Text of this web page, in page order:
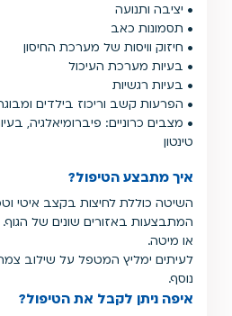
• יציבה ותנועה
• תסמונות כאב
• חיזוק וויסות של מערכת החיסון
• בעיות מערכת העיכול
• בעיות רגשיות
• הפרעות קשב וריכוז בילדים
• מצבים כרוניים: פיברומיאלגיה,
טינטון
איך מתבצע הטיפול?
השיטה כוללת לחיצות בקצב איטי
המתבצעות באזורים שונים של הגוף.
או מיטה.
לעיתים ימליץ המטפל על שילוב
נוסף.
איפה ניתן לקבל את הטיפול?